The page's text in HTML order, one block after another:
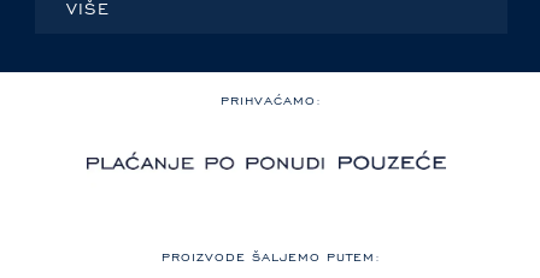
VIŠE
PRIHVAĆAMO:
PROIZVODE ŠALJEMO PUTEM: